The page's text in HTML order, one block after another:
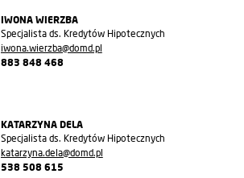
IWONA WIERZBA
Specjalista ds. Kredytów Hipotecznych
iwona.wierzba@domd.pl
883 848 468
KATARZYNA DELA
Specjalista ds. Kredytów Hipotecznych
katarzyna.dela@domd.pl
538 508 615